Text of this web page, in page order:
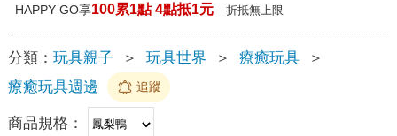
HAPPY GO享100累1點 4點抵1元 折抵無上限
分類： 玩具親子 ＞ 玩具世界 ＞ 療癒玩具
＞
療癒玩具週邊
追蹤
商品規格：